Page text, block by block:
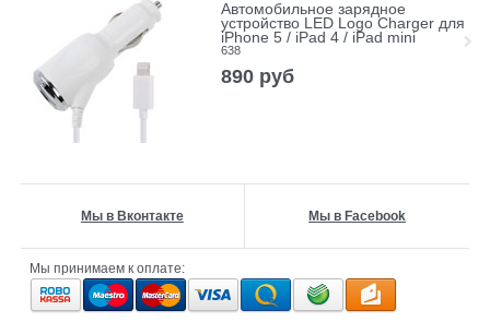
Автомобильное зарядное
устройство LED Logo Charger для
iPhone 5 / iPad 4 / iPad mini
638
890 руб
Мы в Вконтакте Мы в Facebook
Мы принимаем к оплате: